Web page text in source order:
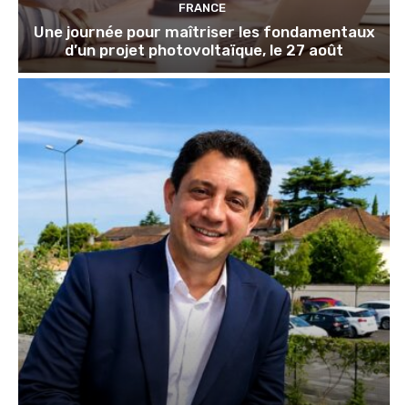
FRANCE
Une journée pour maîtriser les fondamentaux
d’un projet photovoltaïque, le 27 août